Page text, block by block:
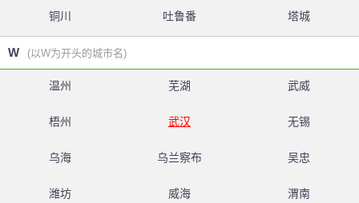
铜川 吐鲁番 塔城
W (以W为开头的城市名)
温州 芜湖 武威
梧州 武汉 无锡
乌海 乌兰察布 吴忠
潍坊 威海 渭南